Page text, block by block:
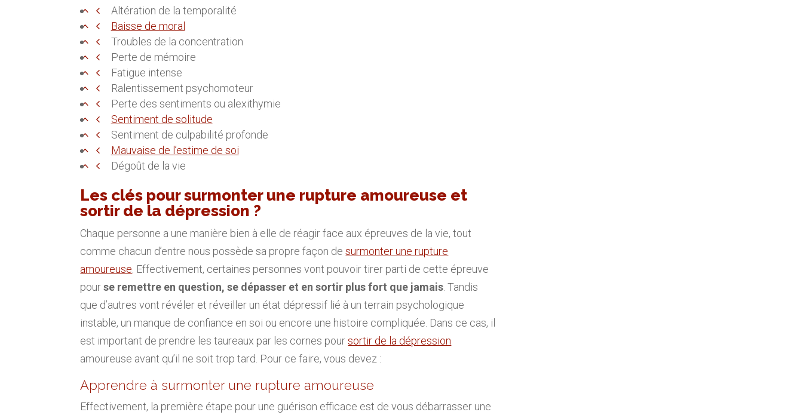
Altération de la temporalité
Baisse de moral
Troubles de la concentration
Perte de mémoire
Fatigue intense
Ralentissement psychomoteur
Perte des sentiments ou alexithymie
Sentiment de solitude
Sentiment de culpabilité profonde
Mauvaise de l’estime de soi
Dégoût de la vie
Les clés pour surmonter une rupture amoureuse et
sortir de la dépression ?
Chaque personne a une manière bien à elle de réagir face aux épreuves de la vie, tout
comme chacun d’entre nous possède sa propre façon desurmonter une rupture
amoureuse . Effectivement, certaines personnes vont pouvoir tirer parti de cette épreuve
pourse remettre en question, se dépasser et en sortir plus fort que jamais . Tandis
que d’autres vont révéler et réveiller un état dépressif lié à un terrain psychologique
instable, un manque de confiance en soi ou encore une histoire compliquée. Dans ce cas, il
est important de prendre les taureaux par les cornes poursortir de la dépression
amoureuse avant qu’il ne soit trop tard. Pour ce faire, vous devez :
Apprendre à surmonter une rupture amoureuse
Effectivement, la première étape pour une guérison efficace est de vous débarrasser une